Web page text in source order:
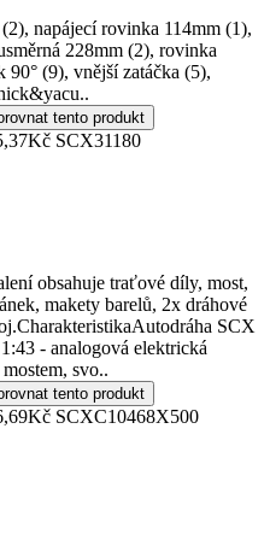
napájecí rovinka 114mm (1),
228mm (2), rovinka
(9), vnější zatáčka (5),
tento produkt
SCX31180
obsahuje traťové díly, most,
makety barelů, 2x dráhové
SCX
- analogová elektrická
svo..
tento produkt
SCXC10468X500